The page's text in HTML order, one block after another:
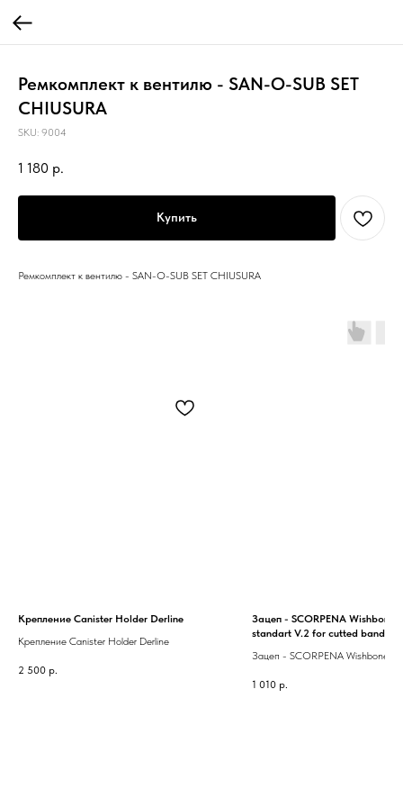
Ремкомплект к вентилю - SAN-O-SUB SET
CHIUSURA
SKU: 9004
1 180 р.
Купить
Ремкомплект к вентилю - SAN-O-SUB SET CHIUSURA
Крепление Canister Holder Derline
Крепление Canister Holder Derline
2 500 р.
Зацеп - SCORPENA Wishbone
standart V.2 for cutted bands
Зацеп - SCORPENA Wishbone
1 010 р.